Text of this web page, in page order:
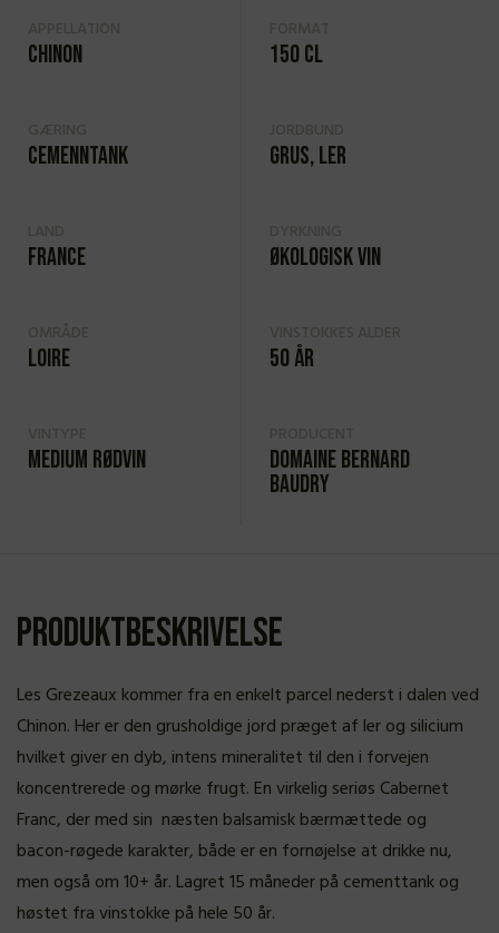
Chinon 150 cl
Cemenntank Grus, ler
France Økologisk vin
Loire 50 år
Medium rødvin
Domaine Bernard
Baudry
Produktbeskrivelse
Les Grezeaux kommer fra en enkelt parcel nederst i dalen ved
Chinon. Her er den grusholdige jord præget af ler og silicium
hvilket giver en dyb, intens mineralitet til den i forvejen
koncentrerede og mørke frugt. En virkelig seriøs Cabernet
Franc, der med sin næsten balsamisk bærmættede og
bacon-røgede karakter, både er en fornøjelse at drikke nu,
men også om 10+ år. Lagret 15 måneder på cementtank og
høstet fra vinstokke på hele 50 år.